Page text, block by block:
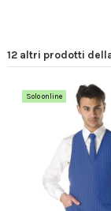
12 altri prodotti
Solo online